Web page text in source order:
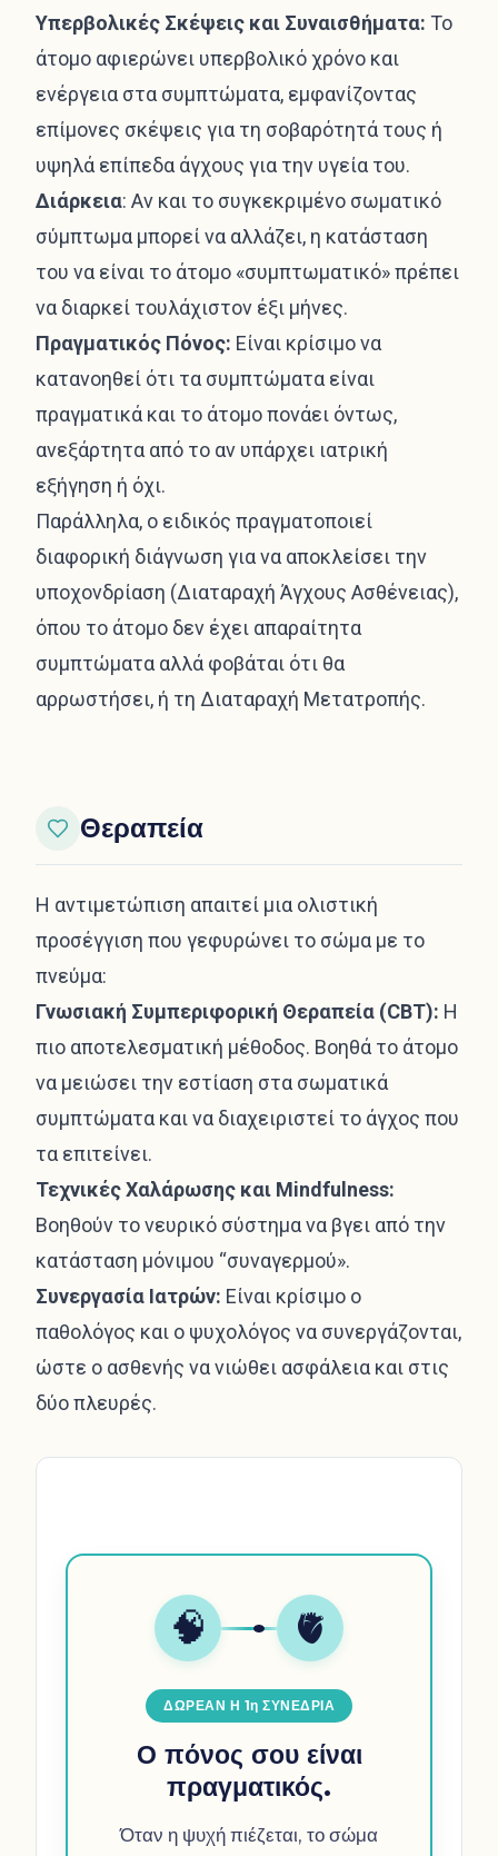
Υπερβολικές Σκέψεις και Συναισθήματα: Το
άτομο αφιερώνει υπερβολικό χρόνο και
ενέργεια στα συμπτώματα, εμφανίζοντας
επίμονες σκέψεις για τη σοβαρότητά τους ή
υψηλά επίπεδα άγχους για την υγεία του.
Διάρκεια: Αν και το συγκεκριμένο σωματικό
σύμπτωμα μπορεί να αλλάζει, η κατάσταση
του να είναι το άτομο «συμπτωματικό» πρέπει
να διαρκεί τουλάχιστον έξι μήνες.
Πραγματικός Πόνος: Είναι κρίσιμο να
κατανοηθεί ότι τα συμπτώματα είναι
πραγματικά και το άτομο πονάει όντως,
ανεξάρτητα από το αν υπάρχει ιατρική
εξήγηση ή όχι.
Παράλληλα, ο ειδικός πραγματοποιεί
διαφορική διάγνωση για να αποκλείσει την
υποχονδρίαση (Διαταραχή Άγχους Ασθένειας),
όπου το άτομο δεν έχει απαραίτητα
συμπτώματα αλλά φοβάται ότι θα
αρρωστήσει, ή τη Διαταραχή Μετατροπής.
Θεραπεία
Η αντιμετώπιση απαιτεί μια ολιστική
προσέγγιση που γεφυρώνει το σώμα με το
πνεύμα:
Γνωσιακή Συμπεριφορική Θεραπεία (CBT): Η
πιο αποτελεσματική μέθοδος. Βοηθά το άτομο
να μειώσει την εστίαση στα σωματικά
συμπτώματα και να διαχειριστεί το άγχος που
τα επιτείνει.
Τεχνικές Χαλάρωσης και Mindfulness:
Βοηθούν το νευρικό σύστημα να βγει από την
κατάσταση μόνιμου “συναγερμού».
Συνεργασία Ιατρών: Είναι κρίσιμο ο
παθολόγος και ο ψυχολόγος να συνεργάζονται,
ώστε ο ασθενής να νιώθει ασφάλεια και στις
δύο πλευρές.
🧠 🫀
ΔΩΡΕΑΝ Η 1η ΣΥΝΕΔΡΙΑ
Ο πόνος σου είναι
πραγματικός.
Όταν η ψυχή πιέζεται, το σώμα